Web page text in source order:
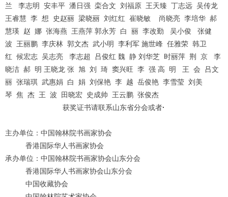
兰 李志明 安丰平 潘日强 栾合文 刘福原 王天臻 丁志远 吴传龙
王睿慧 李 想 史赵丽 梁晓丽 刘红红 崔晓敏 尚晓亮 李培华 郝
慧瑛 赵 娜 张海燕 王燕萍 郭永芳 白 丽 李改勤 吴小俊 张健
波 王丽鹏 李庆林 郭文杰 武小明 李利军 施世峰 任雅荣 韩卫
红 候宏志 吴志亮 李志超 吕俊红 魏 静 刘华芝 时丽萍 荆 京 李
晓洁 郝 明 王晓龙 张 旭 刘 琦 窦兴旺 李 强 高 明 王 会 吕文
丽 张瑞琪 武惠娟 白 娟 刘保艳 李 越 岳俊艳 李雪莹 刘美
琴 焦 杰 王 波 田晓宏 史成帅 王云鹏 张俊杰
获奖证书请联系山东省分会或者·
主办单位：中国翰林院书画家协会
香港国际华人书画家协会
承办单位：中国翰林院书画家协会山东分会
香港国际华人书画家协会山东分会
中国收藏协会